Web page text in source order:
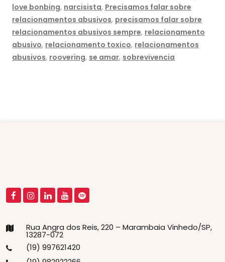
love bonbing, narcisista, Precisamos falar sobre
relacionamentos abusivos, precisamos falar sobre
relacionamentos abusivos sempre, relacionamento
abusivo, relacionamento toxico, relacionamentos
abusivos, roovering, se amar, sobrevivencia
Rua Angra dos Reis, 220 – Marambaia Vinhedo/SP,
13287-072
(19) 997621420